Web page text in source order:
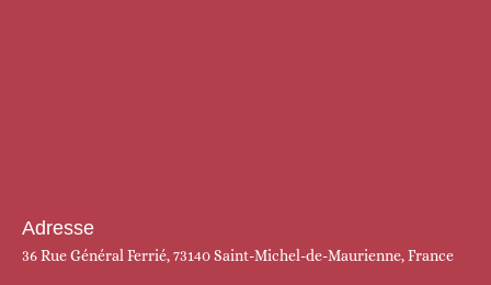
Adresse
36 Rue Général Ferrié, 73140 Saint-Michel-de-Maurienne, France